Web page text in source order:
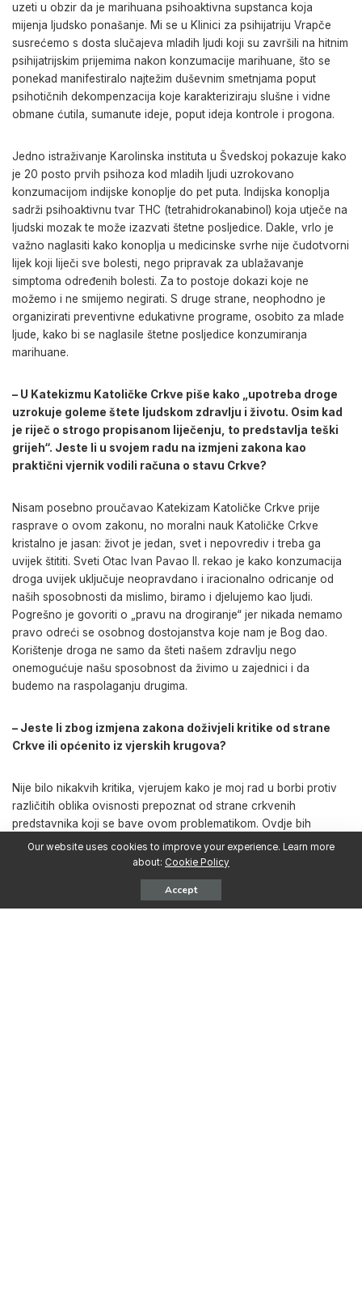
uzeti u obzir da je marihuana psihoaktivna supstanca koja
mijenja ljudsko ponašanje. Mi se u Klinici za psihijatriju Vrapče
susrećemo s dosta slučajeva mladih ljudi koji su završili na hitnim
psihijatrijskim prijemima nakon konzumacije marihuane, što se
ponekad manifestiralo najtežim duševnim smetnjama poput
psihotičnih dekompenzacija koje karakteriziraju slušne i vidne
obmane ćutila, sumanute ideje, poput ideja kontrole i progona.
Jedno istraživanje Karolinska instituta u Švedskoj pokazuje kako
je 20 posto prvih psihoza kod mladih ljudi uzrokovano
konzumacijom indijske konoplje do pet puta. Indijska konoplja
sadrži psihoaktivnu tvar THC (tetrahidrokanabinol) koja utječe na
ljudski mozak te može izazvati štetne posljedice. Dakle, vrlo je
važno naglasiti kako konoplja u medicinske svrhe nije čudotvorni
lijek koji liječi sve bolesti, nego pripravak za ublažavanje
simptoma određenih bolesti. Za to postoje dokazi koje ne
možemo i ne smijemo negirati. S druge strane, neophodno je
organizirati preventivne edukativne programe, osobito za mlade
ljude, kako bi se naglasile štetne posljedice konzumiranja
marihuane.
– U Katekizmu Katoličke Crkve piše kako „upotreba droge
uzrokuje goleme štete ljudskom zdravlju i životu. Osim kad
je riječ o strogo propisanom liječenju, to predstavlja teški
grijeh“. Jeste li u svojem radu na izmjeni zakona kao
praktični vjernik vodili računa o stavu Crkve?
Nisam posebno proučavao Katekizam Katoličke Crkve prije
rasprave o ovom zakonu, no moralni nauk Katoličke Crkve
kristalno je jasan: život je jedan, svet i nepovrediv i treba ga
uvijek štititi. Sveti Otac Ivan Pavao II. rekao je kako konzumacija
droga uvijek uključuje neopravdano i iracionalno odricanje od
naših sposobnosti da mislimo, biramo i djelujemo kao ljudi.
Pogrešno je govoriti o „pravu na drogiranje“ jer nikada nemamo
pravo odreći se osobnog dostojanstva koje nam je Bog dao.
Korištenje droga ne samo da šteti našem zdravlju nego
onemogućuje našu sposobnost da živimo u zajednici i da
budemo na raspolaganju drugima.
– Jeste li zbog izmjena zakona doživjeli kritike od strane
Crkve ili općenito iz vjerskih krugova?
Nije bilo nikakvih kritika, vjerujem kako je moj rad u borbi protiv
različitih oblika ovisnosti prepoznat od strane crkvenih
predstavnika koji se bave ovom problematikom. Ovdje bih
istaknuo veliku ulogu terapijskih zajednica vezanih uz Katoličku
Crkvu koje daju značajan obol u procesu liječenja i rehabilitacije
ovisnika. Papa Franjo je rekao da su ovisnosti o drogama
‘otvorena rana našeg društva čije su žrtve svoju slobodu
zamijenile ropstvom’.
Our website uses cookies to improve your experience. Learn more
about: Cookie Policy
Accept